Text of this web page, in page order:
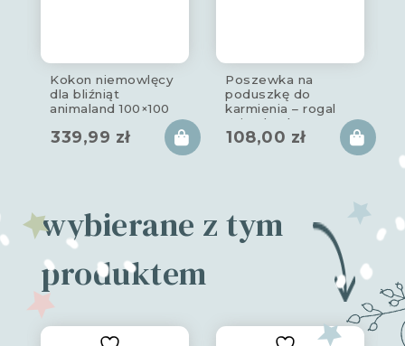
Kokon niemowlęcy
dla bliźniąt
animaland 100×100
339,99 zł
Poszewka na
poduszkę do
karmienia – rogal
animaland
108,00 zł
wybierane z tym
produktem